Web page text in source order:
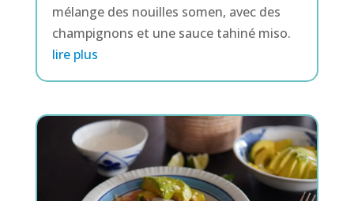
mélange des nouilles somen, avec des
champignons et une sauce tahiné miso.
lire plus